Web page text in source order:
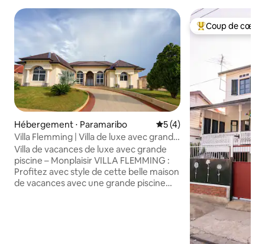
Hébergement ⋅ Paramaribo Évaluation moyenne sur
5 (4)
Villa Flemming | Villa de luxe avec grande
piscine
Villa de vacances de luxe avec grande
piscine – Monplaisir VILLA FLEMMING :
Profitez avec style de cette belle maison
de vacances avec une grande piscine
Coups de cœur
Coup de cœur